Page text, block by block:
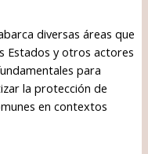
diversas áreas que
Estados y otros actores
para
la protección de
en contextos